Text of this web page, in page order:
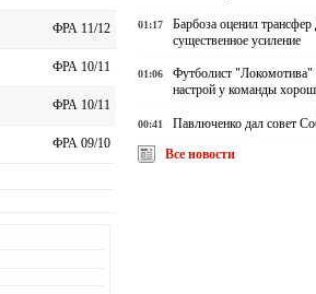
ФРА 11/12
ФРА 10/11
ФРА 10/11
ФРА 09/10
01:17
Барбоза оценил трансфер
существенное усиление
01:06
Футболист "Локомотива"
настрой у команды
00:41
Павлюченко дал совет
Все новости